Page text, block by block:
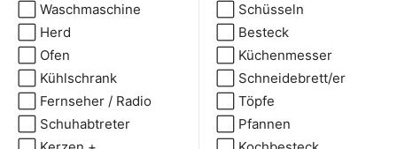
⬜ Waschmaschine
⬜ Herd
⬜ Ofen
⬜ Kühlschrank
⬜ Fernseher / Radio
⬜ Schuhabtreter
⬜ Schüsseln
⬜ Besteck
⬜ Küchenmesser
⬜ Schneidebrett/er
⬜ Töpfe
⬜ Pfannen